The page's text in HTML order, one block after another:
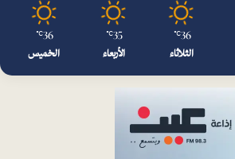
36
℃
الثلاثاء
35
℃
الأربعاء
36
℃
الخميس